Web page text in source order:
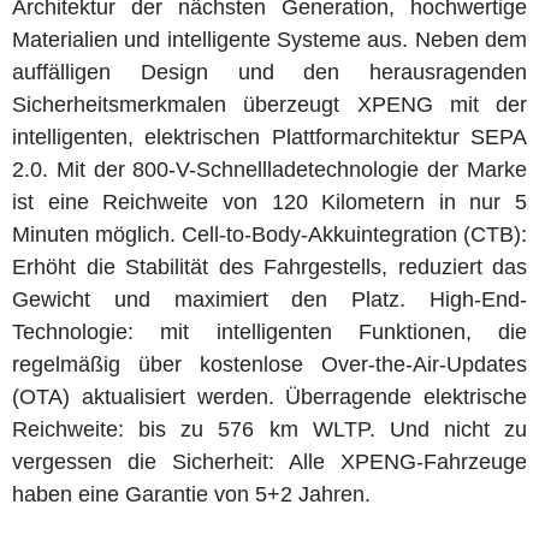
Architektur der nächsten Generation, hochwertige
Materialien und intelligente Systeme aus. Neben dem
auffälligen Design und den herausragenden
Sicherheitsmerkmalen überzeugt XPENG mit der
intelligenten, elektrischen Plattformarchitektur SEPA
2.0. Mit der 800-V-Schnellladetechnologie der Marke
ist eine Reichweite von 120 Kilometern in nur 5
Minuten möglich. Cell-to-Body-Akkuintegration (CTB):
Erhöht die Stabilität des Fahrgestells, reduziert das
Gewicht und maximiert den Platz. High-End-
Technologie: mit intelligenten Funktionen, die
regelmäßig über kostenlose Over-the-Air-Updates
(OTA) aktualisiert werden. Überragende elektrische
Reichweite: bis zu 576 km WLTP. Und nicht zu
vergessen die Sicherheit: Alle XPENG-Fahrzeuge
haben eine Garantie von 5+2 Jahren.